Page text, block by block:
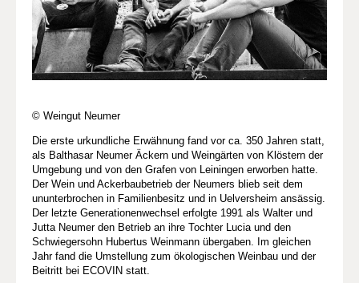
© Weingut Neumer
Die erste urkundliche Erwähnung fand vor ca. 350 Jahren statt,
als Balthasar Neumer Äckern und Weingärten von Klöstern der
Umgebung und von den Grafen von Leiningen erworben hatte.
Der Wein und Ackerbaubetrieb der Neumers blieb seit dem
ununterbrochen in Familienbesitz und in Uelversheim ansässig.
Der letzte Generationenwechsel erfolgte 1991 als Walter und
Jutta Neumer den Betrieb an ihre Tochter Lucia und den
Schwiegersohn Hubertus Weinmann übergaben. Im gleichen
Jahr fand die Umstellung zum ökologischen Weinbau und der
Beitritt bei ECOVIN statt.